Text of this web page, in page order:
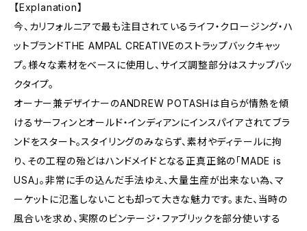
【Explanation】
今、カリフォルニアで最も注目されているライフ・クロージング・ハ
ットブランドTHE AMPAL CREATIVEのストラップバックキャッ
プ。様々な素材をベースに使用し、サイズ調整部分はスナップバッ
クタイプ。
オーナー兼デザイナーのANDREW POTASHは自らが情熱を傾
けるサーフィンとオールド・インディアンにインスパイアされてブラ
ンドをスタート。スタイリングのみならず、素材やディテールに拘
り、その工程の殆どはハンドメイドとなる正真正銘の「MADE is
USA」。非常に手の込んだ手法ゆえ、大量生産が出来ない為、マ
ーケットに氾濫しないことも却って大きな魅力です。また、当時の
風合いを求め、実際のビンテージ・ファブリックを部分使いする